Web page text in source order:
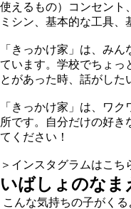
使えるもの）コンセント
ミシン、基本的な工具、
「きっかけ家」は、み
ています。学校でちょっ
とがあった時、話がした
「きっかけ家」は、ワ
所です。自分だけの好き
てください！
＞インスタグラムはこち
いばしょのなま
こんな気持ちの子がくる